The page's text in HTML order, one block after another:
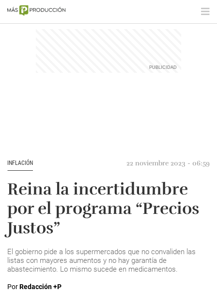
INFLACIÓN 22 noviembre 2023 - 06:59
Reina la incertidumbre
por el programa “Precios
Justos”
El gobierno pide a los supermercados que no convaliden las
listas con mayores aumentos y no hay garantía de
abastecimiento. Lo mismo sucede en medicamentos.
PorRedacción +P